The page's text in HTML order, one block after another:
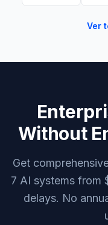
Ver
Without
Get
7 AI systems from
delays. No